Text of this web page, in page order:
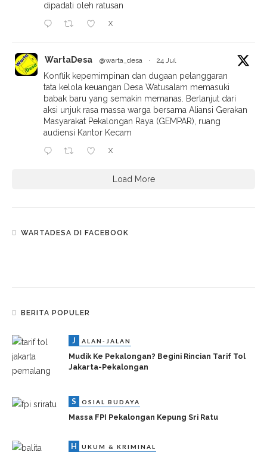
dipadati oleh ratusan
X
WartaDesa @warta_desa · 24 Jul
Konflik kepemimpinan dan dugaan pelanggaran
tata kelola keuangan Desa Watusalam memasuki
babak baru yang semakin memanas. Berlanjut dari
aksi unjuk rasa massa warga bersama Aliansi Gerakan
Masyarakat Pekalongan Raya (GEMPAR), ruang
audiensi Kantor Kecam
X
Load More
WARTADESA DI FACEBOOK
BERITA POPULER
J ALAN-JALAN
Mudik Ke Pekalongan? Begini Rincian Tarif Tol
Jakarta-Pekalongan
S OSIAL BUDAYA
Massa FPI Pekalongan Kepung Sri Ratu
H UKUM & KRIMINAL